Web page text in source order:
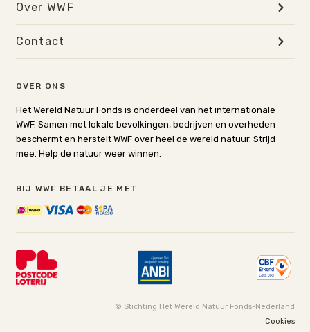
OVER ONS
Het Wereld Natuur Fonds is onderdeel van het internationale
WWF. Samen met lokale bevolkingen, bedrijven en overheden
beschermt en herstelt WWF over heel de wereld natuur. Strijd
mee. Help de natuur weer winnen.
BIJ WWF BETAAL JE MET
Over WWF
Contact
© Stichting Het Wereld Natuur Fonds-Nederland
Cookies